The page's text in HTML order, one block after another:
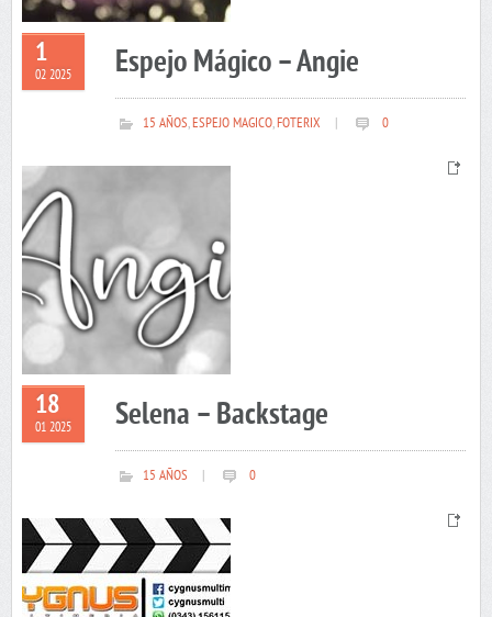
1
02 2025 Espejo Mágico – Angie
15 AÑOS,ESPEJO MAGICO,FOTERIX 0
18
01 2025 Selena – Backstage
15 AÑOS 0